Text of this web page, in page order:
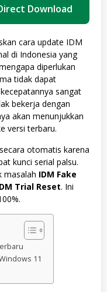
Download
cara update IDM
di Indonesia yang
diperlukan
tidak dapat
sangat
bekerja dengan
akan menunjukkan
versi terbaru.
otomatis karena
kunci serial palsu.
masalah IDM Fake
Trial Reset. Ini
11